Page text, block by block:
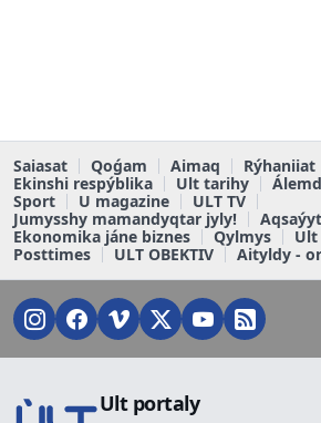
Saiasat Qoǵam Aimaq Rýhaniiat
Ekinshi respýblika
Ult tarihy
Sport
U magazine
ULT TV
Jumysshy mamandyqtar jyly!
Aqsaýyt
Ekonomika jáne biznes
Qylmys
Ult
Posttimes
ULT OBEKTIV Aityldy -
Ult portaly